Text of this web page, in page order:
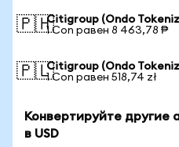
🇵🇭Citigroup (Ondo
1 Con равен 8 463,78 ₱
🇵🇱Citigroup (Ondo
1 Con равен 518,74 zł
Конвертируйте другие
в USD